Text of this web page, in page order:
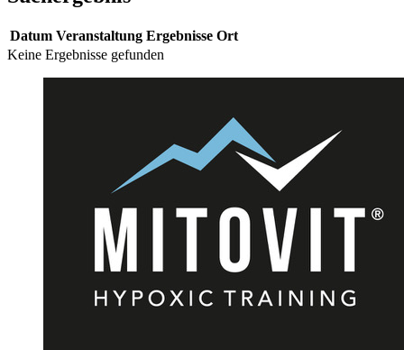
Datum Veranstaltung Ergebnisse Ort
Keine Ergebnisse gefunden